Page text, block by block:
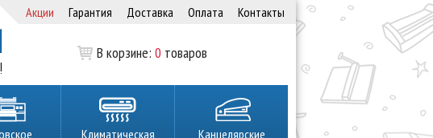
Акции Гарантия Доставка Оплата Контакты
В корзине:0 товаров
Климатическая
Канцелярские